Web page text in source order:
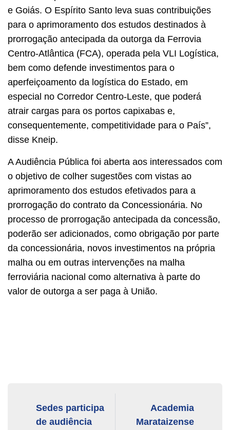
e Goiás. O Espírito Santo leva suas contribuições
para o aprimoramento dos estudos destinados à
prorrogação antecipada da outorga da Ferrovia
Centro-Atlântica (FCA), operada pela VLI Logística,
bem como defende investimentos para o
aperfeiçoamento da logística do Estado, em
especial no Corredor Centro-Leste, que poderá
atrair cargas para os portos capixabas e,
consequentemente, competitividade para o País”,
disse Kneip.
A Audiência Pública foi aberta aos interessados com
o objetivo de colher sugestões com vistas ao
aprimoramento dos estudos efetivados para a
prorrogação do contrato da Concessionária. No
processo de prorrogação antecipada da concessão,
poderão ser adicionados, como obrigação por parte
da concessionária, novos investimentos na própria
malha ou em outras intervenções na malha
ferroviária nacional como alternativa à parte do
valor de outorga a ser paga à União.
Sedes participa
de audiência
Academia
Marataizense